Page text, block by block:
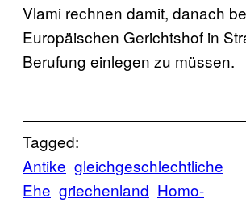
Vlami rechnen damit, danach
Europäischen Gerichtshof in
Berufung einlegen zu müssen.
Tagged:
Antike gleichgeschlechtliche
Ehe griechenland Homo-